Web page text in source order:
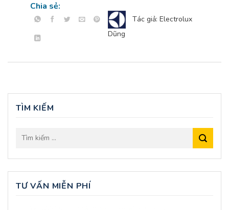
Chia sẻ:
Tác giả: Electrolux
Dũng
TÌM KIẾM
TƯ VẤN MIỄN PHÍ